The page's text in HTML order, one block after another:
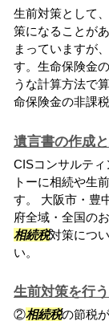
生前対策として
策になることが
まっていますが
す。生命保険金
うな計算方法で
命保険金の非課
遺言書の作成
CISコンサルテ
トーに相続や生
す。 大阪市・豊
府全域・全国の
相続税対策につ
い。
生前対策を行
②相続税の節税